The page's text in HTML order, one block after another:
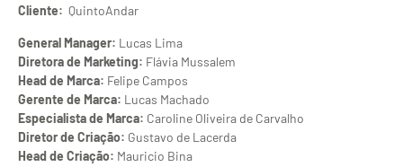
Cliente: QuintoAndar
General Manager: Lucas Lima
Diretora de Marketing: Flávia Mussalem
Head de Marca: Felipe Campos
Gerente de Marca: Lucas Machado
Especialista de Marca: Caroline Oliveira de Carvalho
Diretor de Criação: Gustavo de Lacerda
Head de Criação: Mauricio Bina